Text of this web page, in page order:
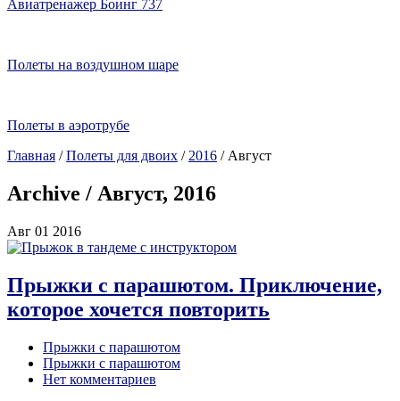
Авиатренажер Боинг 737
Полеты на воздушном шаре
Полеты в аэротрубе
Главная / Полеты для двоих / 2016 / Август
Archive / Август, 2016
Авг 01 2016
Прыжки с парашютом. Приключение,
которое хочется повторить
Прыжки с парашютом
Прыжки с парашютом
Нет комментариев